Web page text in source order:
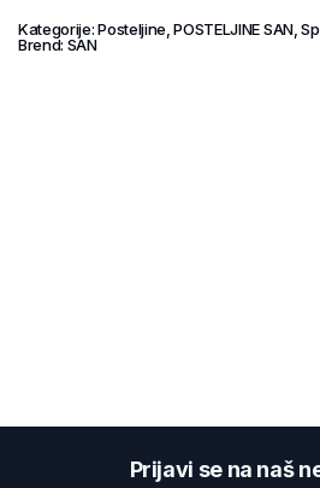
Kategorije:Posteljine ,POSTELJINE SAN,
Brend: SAN
Prijavi se na naš